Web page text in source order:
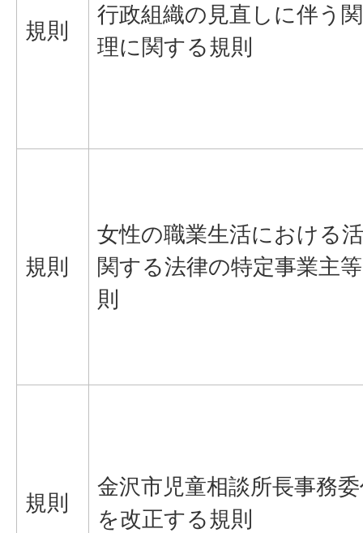
規則
行政組織の見直しに伴う
理に関する規則
規則
女性の職業生活における
関する法律の特定事業主
則
規則
金沢市児童相談所長事務
を改正する規則